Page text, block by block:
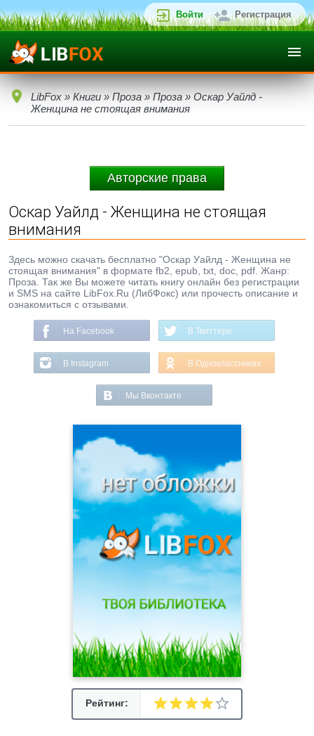
Войти Регистрация
LibFox » Книги » Проза » Проза » Оскар Уайлд -
Женщина не стоящая внимания
Авторские права
Оскар Уайлд - Женщина не стоящая
внимания
Здесь можно скачать бесплатно "Оскар Уайлд - Женщина не
стоящая внимания" в формате fb2, epub, txt, doc, pdf. Жанр:
Проза. Так же Вы можете читать книгу онлайн без регистрации
и SMS на сайте LibFox.Ru (ЛибФокс) или прочесть описание и
ознакомиться с отзывами.
На Facebook В Твиттере
В Instagram В Одноклассниках
Мы Вконтакте
Рейтинг: